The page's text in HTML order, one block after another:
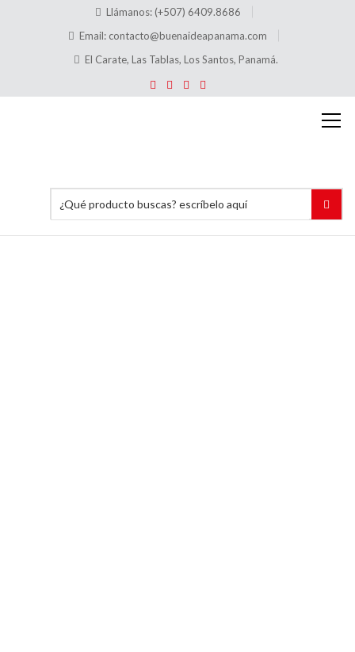
Llámanos: (+507) 6409.8686
Email: contacto@buenaideapanama.com
El Carate, Las Tablas, Los Santos, Panamá.